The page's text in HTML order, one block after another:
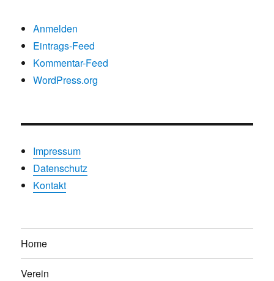
Anmelden
Eintrags-Feed
Kommentar-Feed
WordPress.org
Impressum
Datenschutz
Kontakt
Home
Verein